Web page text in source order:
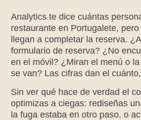
Analytics te dice cuántas
restaurante en Portugalete,
llegan a completar la reserva.
formulario de reserva? ¿No
en el móvil? ¿Miran el menú o
se van? Las cifras dan el
Sin ver qué hace de verdad el
optimizas a ciegas: rediseñas
la fuga estaba en otro paso, o